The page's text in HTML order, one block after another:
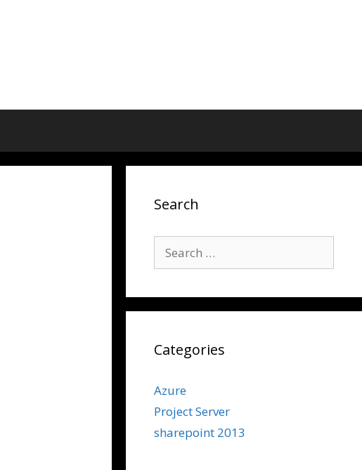
Search
for:
Categories
Azure
Project Server
sharepoint 2013